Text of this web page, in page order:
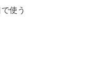
使う